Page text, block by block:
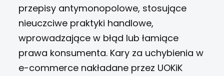
przepisy antymonopolowe, stosujące
nieuczciwe praktyki handlowe,
wprowadzające w błąd lub łamiące
prawa konsumenta. Kary za uchybienia w
e-commerce nakładane przez UOKiK